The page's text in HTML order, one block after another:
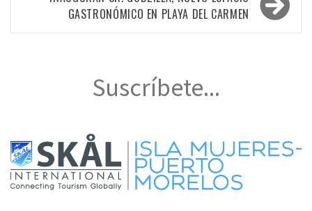
GASTRONÓMICO EN PLAYA DEL CARMEN
Suscríbete...